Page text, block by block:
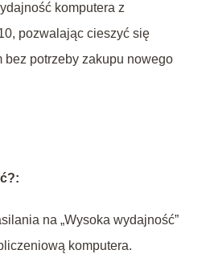
komputera z
pozwalając cieszyć się
bez potrzeby zakupu nowego
na „Wysoka wydajność”
komputera.